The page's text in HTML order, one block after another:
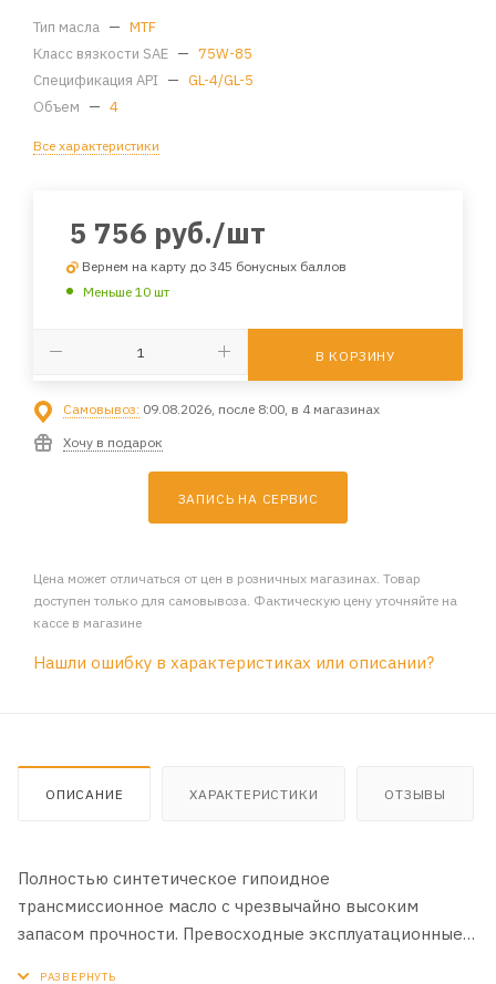
Тип масла — MTF
Класс вязкости SAE — 75W-85
Спецификация API — GL-4/GL-5
Объем — 4
Все характеристики
5 756 руб./шт
Вернем на карту до 345 бонусных баллов
Меньше 10 шт
В КОРЗИНУ
Самовывоз: 09.08.2026, после 8:00, в 4 магазинах
Хочу в подарок
ЗАПИСЬ НА СЕРВИС
Цена может отличаться от цен в розничных магазинах. Товар
доступен только для самовывоза. Фактическую цену уточняйте на
кассе в магазине
Нашли ошибку в характеристиках или описании?
ОПИСАНИЕ ХАРАКТЕРИСТИКИ ОТЗЫВЫ
Полностью синтетическое гипоидное
трансмиссионное масло с чрезвычайно высоким
запасом прочности. Превосходные эксплуатационные